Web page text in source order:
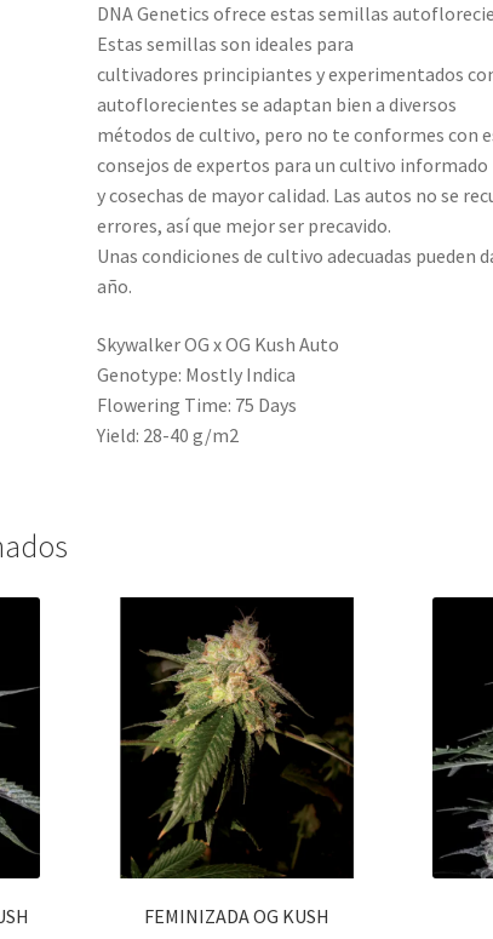
DNA Genetics ofrece estas semillas
Estas semillas son ideales para
cultivadores principiantes y experimentados
autoflorecientes se adaptan bien a diversos
métodos de cultivo, pero no te conformes con
consejos de expertos para un cultivo informado
y cosechas de mayor calidad. Las autos no se
errores, así que mejor ser precavido.
Unas condiciones de cultivo adecuadas pueden
año.
Skywalker OG x OG Kush Auto
Genotype: Mostly Indica
Flowering Time: 75 Days
Yield: 28-40 g/m2
FEMINIZADA OG KUSH